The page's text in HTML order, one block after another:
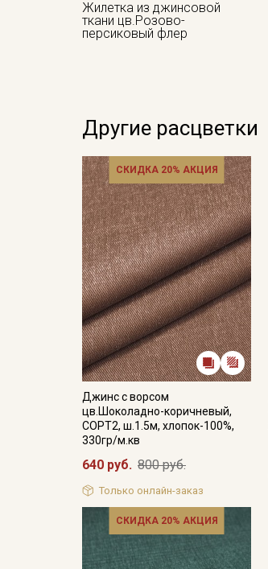
Жилетка из джинсовой
ткани цв.Розово-
персиковый флер
Другие расцветки
СКИДКА 20% АКЦИЯ
Джинс с ворсом
цв.Шоколадно-коричневый,
СОРТ2, ш.1.5м, хлопок-100%,
330гр/м.кв
640 руб. 800 руб.
Только онлайн-заказ
СКИДКА 20% АКЦИЯ